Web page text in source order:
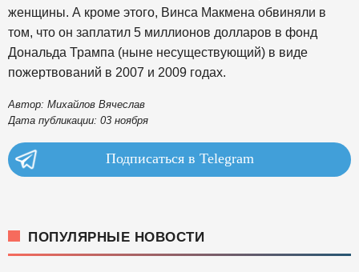
женщины. А кроме этого, Винса Макмена обвиняли в
том, что он заплатил 5 миллионов долларов в фонд
Дональда Трампа (ныне несуществующий) в виде
пожертвований в 2007 и 2009 годах.
Автор: Михайлов Вячеслав
Дата публикации: 03 ноября
Подписаться в Telegram
ПОПУЛЯРНЫЕ НОВОСТИ